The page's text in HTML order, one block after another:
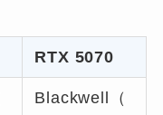
RTX 5070
Blackwell（